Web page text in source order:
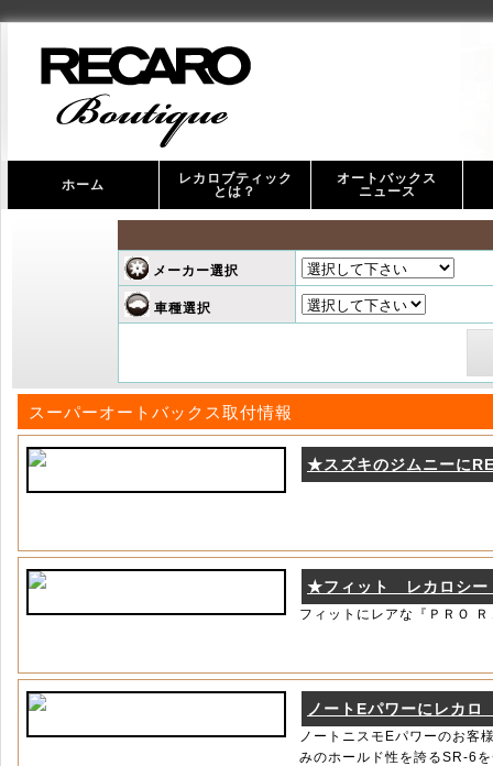
ホーム
レカロブティック
とは？
オートバックス
ニュース
メーカー選択
車種選択
スーパーオートバックス取付情報
★スズキのジムニーに
★フィット レカロシ
フィットにレアな『ＰＲＯ
ノートEパワーにレカ
ノートニスモEパワーのお客
みのホールド性を誇るSR-6